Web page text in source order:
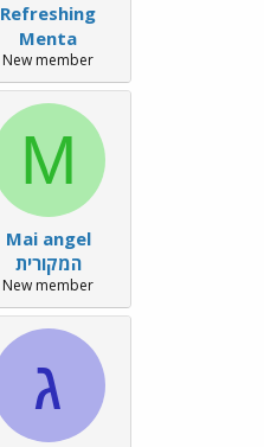
Refreshing
Menta
New member
M
Mai angel
המקורית
New member
ג